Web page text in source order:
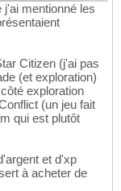
mentionné les
Citizen (j'ai pas
(et exploration)
exploration
(un jeu fait
qui est plutôt
et d'xp
à acheter de